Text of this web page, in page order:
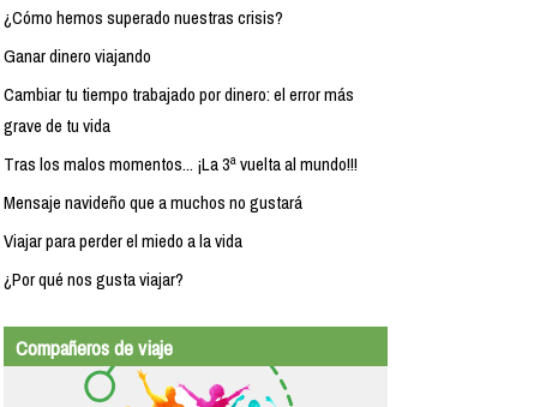
¿Cómo hemos superado nuestras crisis?
Ganar dinero viajando
Cambiar tu tiempo trabajado por dinero: el error más
grave de tu vida
Tras los malos momentos... ¡La 3ª vuelta al mundo!!!
Mensaje navideño que a muchos no gustará
Viajar para perder el miedo a la vida
¿Por qué nos gusta viajar?
Compañeros de viaje